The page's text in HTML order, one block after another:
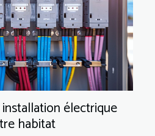
électrique
habitat